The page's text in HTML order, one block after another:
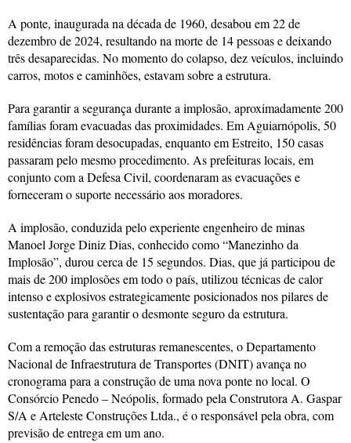
A ponte, inaugurada na década de 1960, desabou em 22 de
dezembro de 2024, resultando na morte de 14 pessoas e deixando
três desaparecidas. No momento do colapso, dez veículos, incluindo
carros, motos e caminhões, estavam sobre a estrutura.
Para garantir a segurança durante a implosão, aproximadamente 200
famílias foram evacuadas das proximidades. Em Aguiarnópolis, 50
residências foram desocupadas, enquanto em Estreito, 150 casas
passaram pelo mesmo procedimento. As prefeituras locais, em
conjunto com a Defesa Civil, coordenaram as evacuações e
forneceram o suporte necessário aos moradores.
A implosão, conduzida pelo experiente engenheiro de minas
Manoel Jorge Diniz Dias, conhecido como “Manezinho da
Implosão”, durou cerca de 15 segundos. Dias, que já participou de
mais de 200 implosões em todo o país, utilizou técnicas de calor
intenso e explosivos estrategicamente posicionados nos pilares de
sustentação para garantir o desmonte seguro da estrutura.
Com a remoção das estruturas remanescentes, o Departamento
Nacional de Infraestrutura de Transportes (DNIT) avança no
cronograma para a construção de uma nova ponte no local. O
Consórcio Penedo – Neópolis, formado pela Construtora A. Gaspar
S/A e Arteleste Construções Ltda., é o responsável pela obra, com
previsão de entrega em um ano.